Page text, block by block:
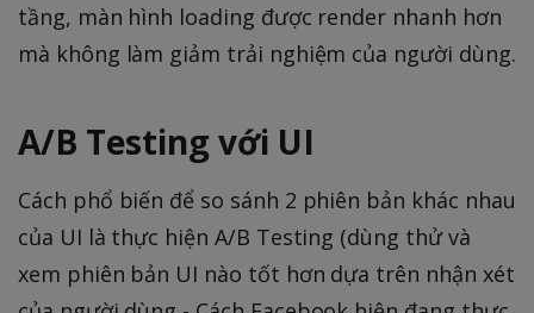
tầng, màn hình loading được render nhanh hơn
mà không làm giảm trải nghiệm của người dùng.
A/B Testing với UI
Cách phổ biến để so sánh 2 phiên bản khác nhau
của UI là thực hiện A/B Testing (dùng thử và
xem phiên bản UI nào tốt hơn dựa trên nhận xét